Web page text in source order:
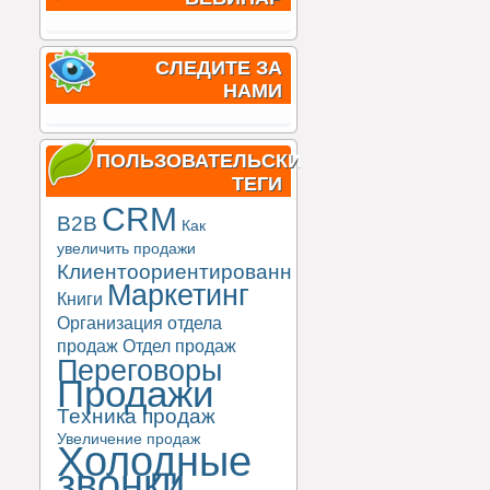
СЛЕДИТЕ ЗА
НАМИ
ПОЛЬЗОВАТЕЛЬСКИЕ
ТЕГИ
B2B CRM Как
увеличить продажи
Клиентоориентированность
Книги Маркетинг
Организация отдела
продаж Отдел продаж
Переговоры
Продажи
Техника продаж
Увеличение продаж
Холодные